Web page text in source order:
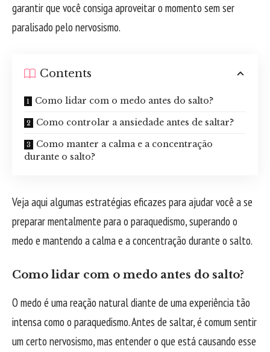
garantir que você consiga aproveitar o momento sem ser
paralisado pelo nervosismo.
Contents
Como lidar com o medo antes do salto?
Como controlar a ansiedade antes de saltar?
Como manter a calma e a concentração
durante o salto?
Veja aqui algumas estratégias eficazes para ajudar você a se
preparar mentalmente para o paraquedismo, superando o
medo e mantendo a calma e a concentração durante o salto.
Como lidar com o medo antes do salto?
O medo é uma reação natural diante de uma experiência tão
intensa como o paraquedismo. Antes de saltar, é comum sentir
um certo nervosismo, mas entender o que está causando esse